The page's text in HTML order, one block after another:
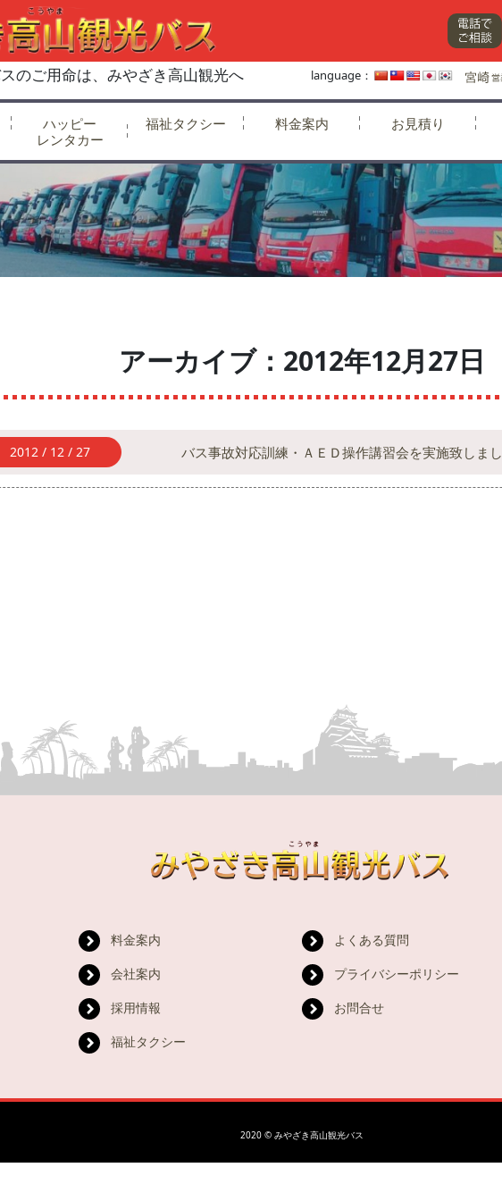
のご用命は、みやざき高山観光へ language：
ハッピー
レンタカー
福祉タクシー 料金案内 お見積り
アーカイブ：2012年12月27日
2012 / 12 / 27 バス事故対応訓練・ＡＥＤ操作講習会を実施致しま
料金案内
よくある質問
会社案内
プライバシーポリシー
採用情報
お問合せ
福祉タクシー
2020 © みやざき高山観光バス